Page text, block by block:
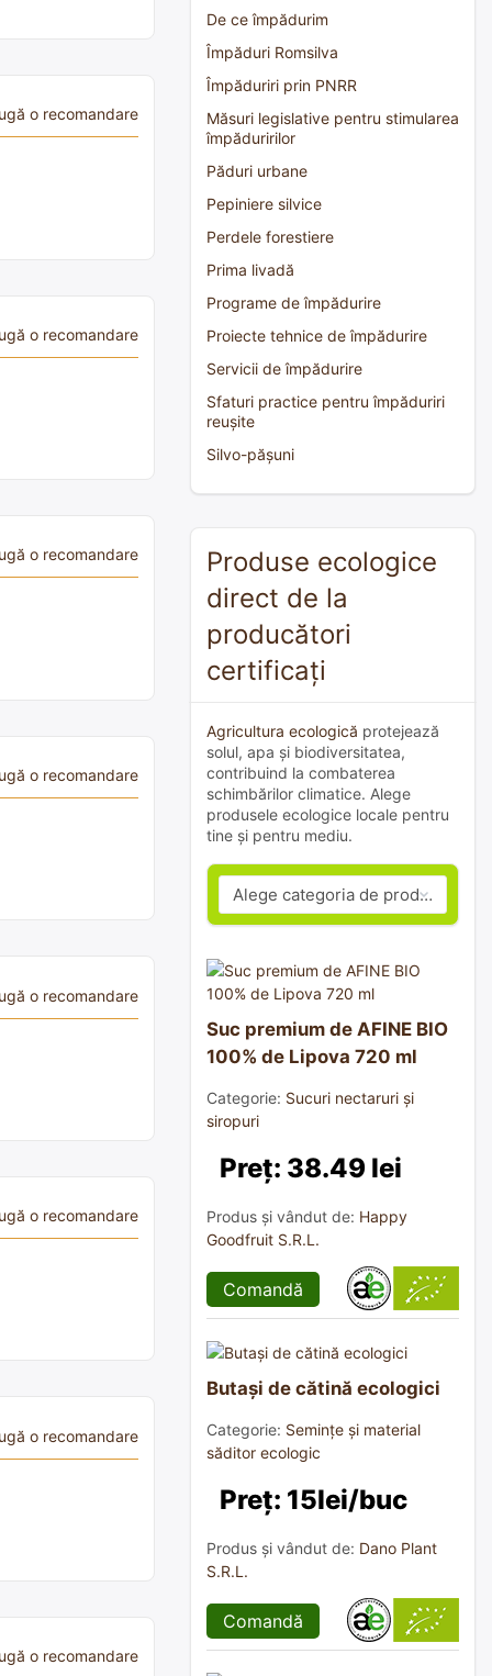
o recomandare
o recomandare
o recomandare
o recomandare
o recomandare
o recomandare
o recomandare
o recomandare
De ce împădurim
Împăduri Romsilva
Împăduriri prin PNRR
Măsuri legislative pentru stimularea
împăduririlor
Păduri urbane
Pepiniere silvice
Perdele forestiere
Prima livadă
Programe de împădurire
Proiecte tehnice de împădurire
Servicii de împădurire
Sfaturi practice pentru împăduriri
reușite
Silvo-pășuni
Produse ecologice
direct de la
producători
certificați
Agricultura ecologică protejează
solul, apa și biodiversitatea,
contribuind la combaterea
schimbărilor climatice. Alege
produsele ecologice locale pentru
tine și pentru mediu.
Suc premium de AFINE BIO
100% de Lipova 720 ml
Categorie: Sucuri nectaruri și
siropuri
Preț: 38.49 lei
Produs și vândut de: Happy
Goodfruit S.R.L.
Comandă
Butași de cătină ecologici
Categorie: Semințe și material
săditor ecologic
Preț: 15lei/buc
Produs și vândut de: Dano Plant
S.R.L.
Comandă